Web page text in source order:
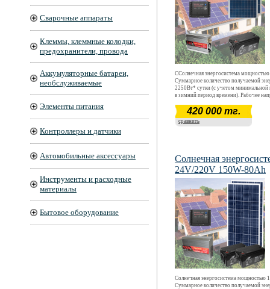
Сварочные аппараты
Клеммы, клеммные колодки,
предохранители, провода
Аккумуляторные батареи,
необслуживаемые
Элементы питания
Контроллеры и датчики
Автомобильные аксессуары
Инструменты и расходные
материалы
Бытовое оборудование
ССолнечная энергосистема
Суммарное количество получаемой
2250Вт* сутки (с учетом минимальной
в зимний период времени). Рабочее
эксплуатации энергосистемы-
круглосуточный, запас энергии на 24
полном отсутствии солнца.
420 000 тг.
сравнить
Солнечная
24V/220V 150W-80Ah
Солнечная энергосистема мощностью
Суммарное количество получаемой